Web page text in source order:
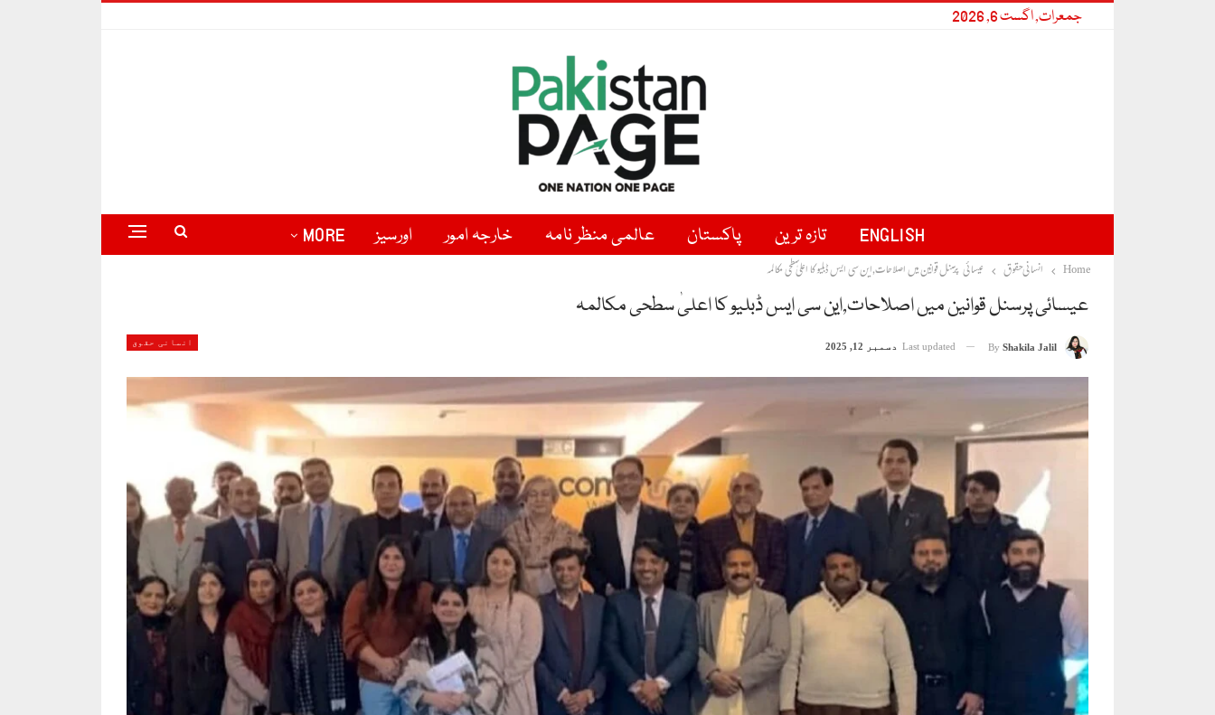
جمعرات, اگست 6, 2026
ENGLISH تازہ ترین پاکستان عالمی منظر نامہ خارجہ امور اورسیز MORE
Home انسانی حقوق
عیسائی پرسنل قوانین میں اصلاحات,این سی ایس ڈبلیو کا اعلیٰ سطحی مکالمہ
عیسائی پرسنل قوانین میں اصلاحات,این سی ایس ڈبلیو کا اعلیٰ سطحی مکالمہ
انسانی حقوق By Shakila Jalil
Last updated دسمبر 12, 2025